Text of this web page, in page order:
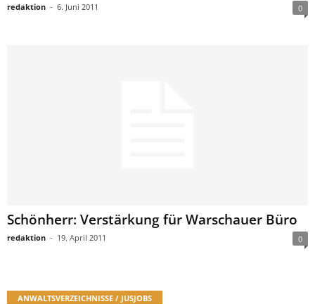
redaktion - 6. Juni 2011 0
Schönherr: Verstärkung für Warschauer Büro
redaktion - 19. April 2011 0
ANWALTSVERZEICHNISSE / JUSJOBS